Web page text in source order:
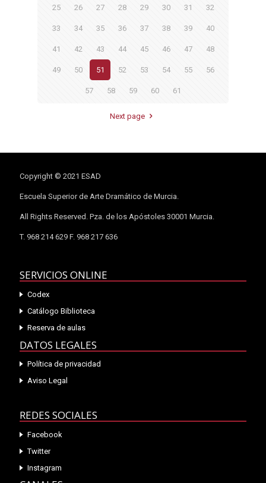
25 26 27 28 29 30 31 32
33 34 35 36 37 38 39 40
41 42 43 44 45 46 47 48
49 50 51 52 53 54 55 56
57 58 59 60 61
Next page
Copyright © 2021 ESAD
Escuela Superior de Arte Dramático de Murcia.
All Rights Reserved. Pza. de los Apóstoles 30001 Murcia.
T. 968 214 629 F. 968 217 636
SERVICIOS ONLINE
Codex
Catálogo Biblioteca
Reserva de aulas
DATOS LEGALES
Política de privacidad
Aviso Legal
REDES SOCIALES
Facebook
Twitter
Instagram